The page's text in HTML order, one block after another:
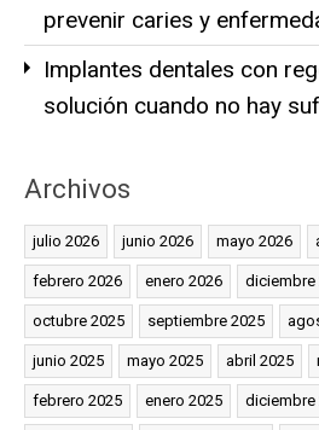
prevenir caries y
Implantes dentales con
solución cuando no hay
Archivos
julio 2026 junio 2026 mayo 2026
febrero 2026 enero 2026 diciembre
octubre 2025 septiembre 2025
junio 2025 mayo 2025 abril 2025
febrero 2025 enero 2025 diciembre